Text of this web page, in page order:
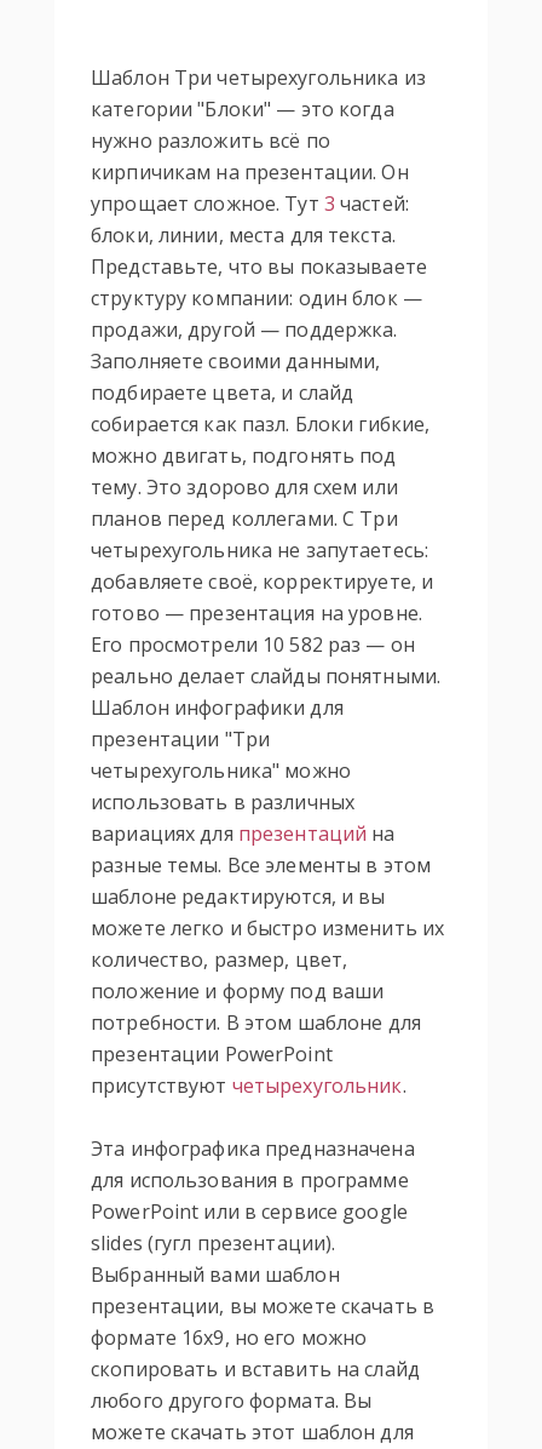
Шаблон Три четырехугольника из
категории "Блоки" — это когда
нужно разложить всё по
кирпичикам на презентации. Он
упрощает сложное. Тут 3 частей:
блоки, линии, места для текста.
Представьте, что вы показываете
структуру компании: один блок —
продажи, другой — поддержка.
Заполняете своими данными,
подбираете цвета, и слайд
собирается как пазл. Блоки гибкие,
можно двигать, подгонять под
тему. Это здорово для схем или
планов перед коллегами. С Три
четырехугольника не запутаетесь:
добавляете своё, корректируете, и
готово — презентация на уровне.
Его просмотрели 10 582 раз — он
реально делает слайды понятными.
Шаблон инфографики для
презентации "Три
четырехугольника" можно
использовать в различных
вариациях для презентаций на
разные темы. Все элементы в этом
шаблоне редактируются, и вы
можете легко и быстро изменить их
количество, размер, цвет,
положение и форму под ваши
потребности. В этом шаблоне для
презентации PowerPoint
присутствуют четырехугольник.
Эта инфографика предназначена
для использования в программе
PowerPoint или в сервисе google
slides (гугл презентации).
Выбранный вами шаблон
презентации, вы можете скачать в
формате 16х9, но его можно
скопировать и вставить на слайд
любого другого формата. Вы
можете скачать этот шаблон для